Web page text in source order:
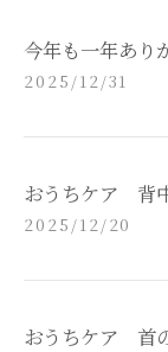
今年も一年あり
2025/12/31
おうちケア 背
2025/12/20
おうちケア 首